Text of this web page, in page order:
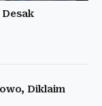
Diklaim